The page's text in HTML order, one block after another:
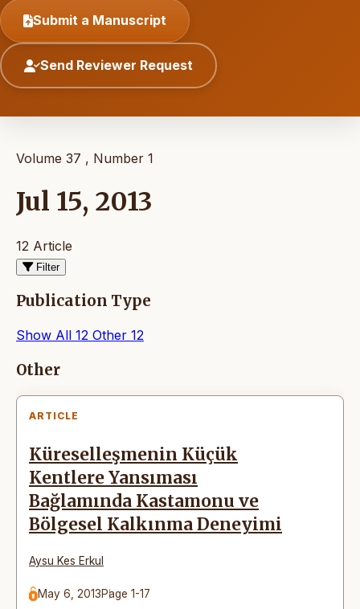
Submit a Manuscript
Send Reviewer Request
Volume 37 , Number 1
Jul 15, 2013
12 Article
Filter
Publication Type
Show All 12 Other 12
Articles
Other
ARTICLE
Küreselleşmenin Küçük
Kentlere Yansıması
Bağlamında Kastamonu ve
Bölgesel Kalkınma Deneyimi
Aysu Kes Erkul
May 6, 2013Page 1-17